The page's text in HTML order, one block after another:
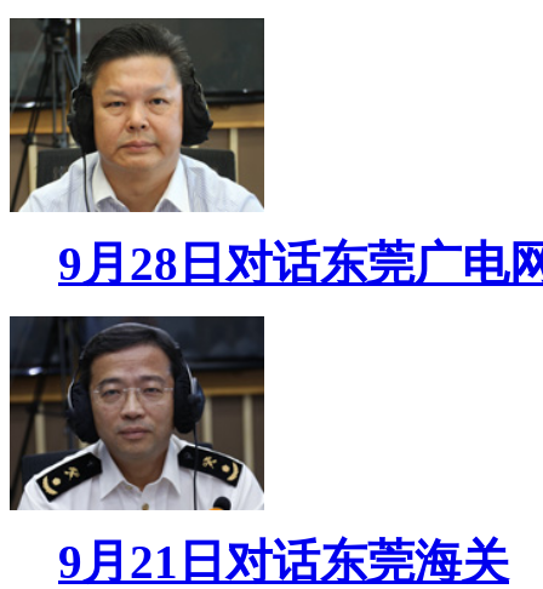
9月28日对话东莞广电
9月21日对话东莞海关